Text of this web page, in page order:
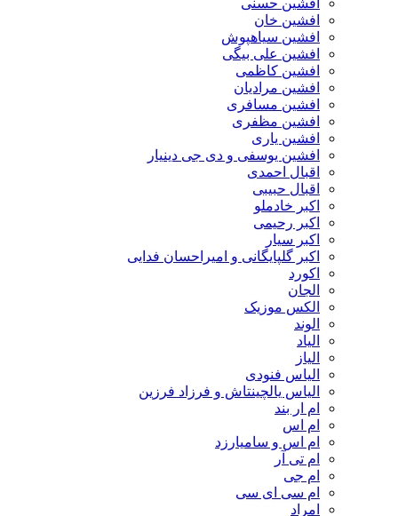
افشین حسنی
افشین خان
افشین سیاهپوش
افشین علی بیگی
افشین کاظمی
افشین مرادیان
افشین مسافری
افشین مظفری
افشین یاری
افشین یوسفی و دی جی دینیار
اقبال احمدی
اقبال حبیبی
اکبر خادملو
اکبر رحیمی
اکبر سیار
اکبر گلپایگانی و امیراحسان فدایی
اکورد
الجان
الکس موزیک
الوند
الیاد
الیاز
الیاس فنودی
الیاس یالچینتاش و فرزاد فرزین
ام‌ ار بند
ام اس
ام اس و سامیارزد
ام تی آر
ام جی
ام سی ای سی
امراد